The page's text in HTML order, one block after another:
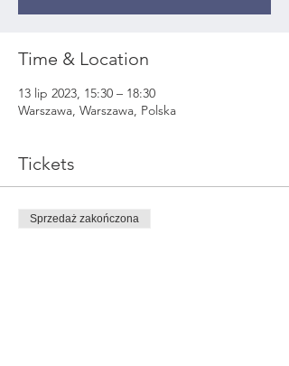
Time & Location
13 lip 2023, 15:30 – 18:30
Warszawa, Warszawa, Polska
Tickets
Sprzedaż zakończona